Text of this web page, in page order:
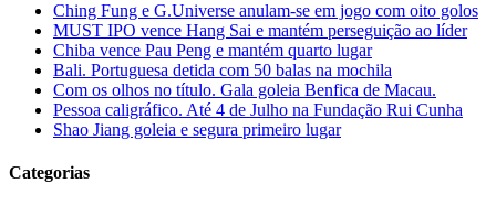
Ching Fung e G.Universe anulam-se em jogo com oito golos
MUST IPO vence Hang Sai e mantém perseguição ao líder
Chiba vence Pau Peng e mantém quarto lugar
Bali. Portuguesa detida com 50 balas na mochila
Com os olhos no título. Gala goleia Benfica de Macau.
Pessoa caligráfico. Até 4 de Julho na Fundação Rui Cunha
Shao Jiang goleia e segura primeiro lugar
Categorias